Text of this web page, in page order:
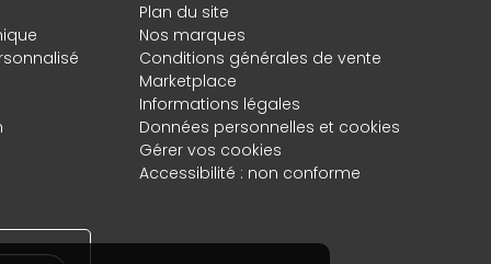
Plan du site
Nos marques
Conditions générales de vente
Marketplace
Informations légales
Données personnelles et cookies
Gérer vos cookies
Accessibilité : non conforme